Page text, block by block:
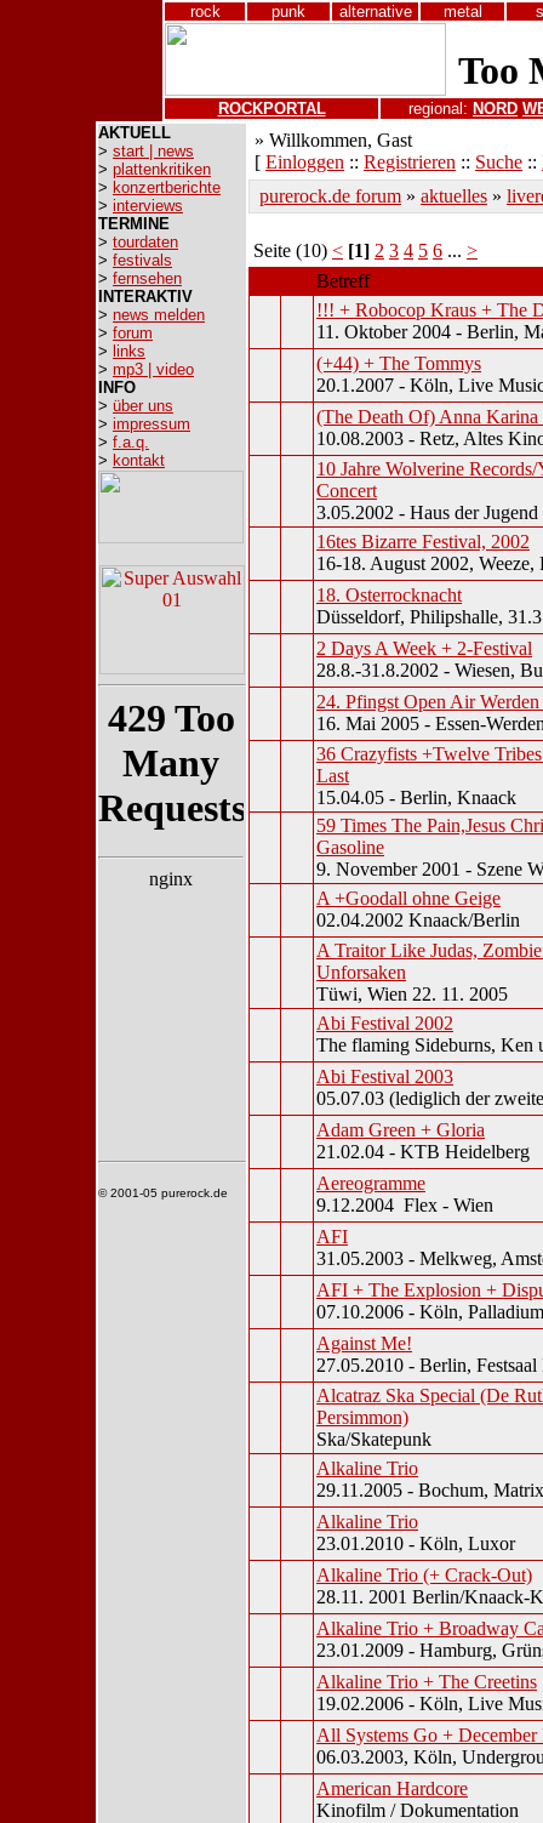
rock punk alternative metal
ROCKPORTAL regional: NORD
AKTUELL
> start | news
> plattenkritiken
> konzertberichte
> interviews
TERMINE
> tourdaten
> festivals
> fernsehen
INTERAKTIV
> news melden
> forum
> links
> mp3 | video
INFO
> über uns
> impressum
> f.a.q.
> kontakt
© 2001-05 purerock.de
» Willkommen, Gast
[ Einloggen :: Registrieren :: Suche ::
purerock.de forum » aktuelles »
Seite (10) < [1] 2 3 4 5 6 ... >
Betreff
!!! + Robocop Kraus + The
11. Oktober 2004 - Berlin,
(+44) + The Tommys
20.1.2007 - Köln, Live
(The Death Of) Anna Karina
10.08.2003 - Retz, Altes
10 Jahre Wolverine
Concert
3.05.2002 - Haus der
16tes Bizarre Festival, 2002
16-18. August 2002, Weeze,
18. Osterrocknacht
Düsseldorf, Philipshalle,
2 Days A Week + 2-Festival
28.8.-31.8.2002 - Wiesen,
24. Pfingst Open Air
16. Mai 2005 - Essen-
36 Crazyfists +Twelve
Last
15.04.05 - Berlin, Knaack
59 Times The Pain,Jesus
Gasoline
9. November 2001 - Szene
A +Goodall ohne Geige
02.04.2002 Knaack/Berlin
A Traitor Like Judas,
Unforsaken
Tüwi, Wien 22. 11. 2005
Abi Festival 2002
The flaming Sideburns, Ken
Abi Festival 2003
05.07.03 (lediglich der
Adam Green + Gloria
21.02.04 - KTB Heidelberg
Aereogramme
9.12.2004 Flex - Wien
AFI
31.05.2003 - Melkweg,
AFI + The Explosion +
07.10.2006 - Köln, Palladium
Against Me!
27.05.2010 - Berlin,
Alcatraz Ska Special (De
Persimmon)
Ska/Skatepunk
Alkaline Trio
29.11.2005 - Bochum, Matrix
Alkaline Trio
23.01.2010 - Köln, Luxor
Alkaline Trio (+ Crack-Out)
28.11. 2001 Berlin/Knaack-
Alkaline Trio + Broadway
23.01.2009 - Hamburg,
Alkaline Trio + The Creetins
19.02.2006 - Köln, Live
All Systems Go + December
06.03.2003, Köln,
American Hardcore
Kinofilm / Dokumentation